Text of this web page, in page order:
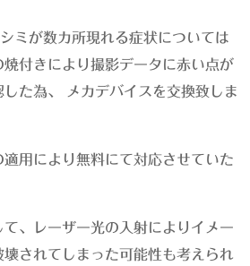
ミが数カ所現れる症状については
付きにより撮影データに赤い点が
た為、 メカデバイスを交換致しま
適用により無料にて対応させていた
、レーザー光の入射によりイメー
壊されてしまった可能性も考えられ